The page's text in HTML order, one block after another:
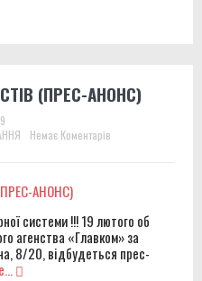
(ПРЕС-АНОНС)
Немає Коментарів
системи !!! 19 лютого об
агенства «Главком» за
8/20, відбудеться прес-